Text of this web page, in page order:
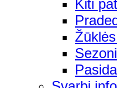
Kiti